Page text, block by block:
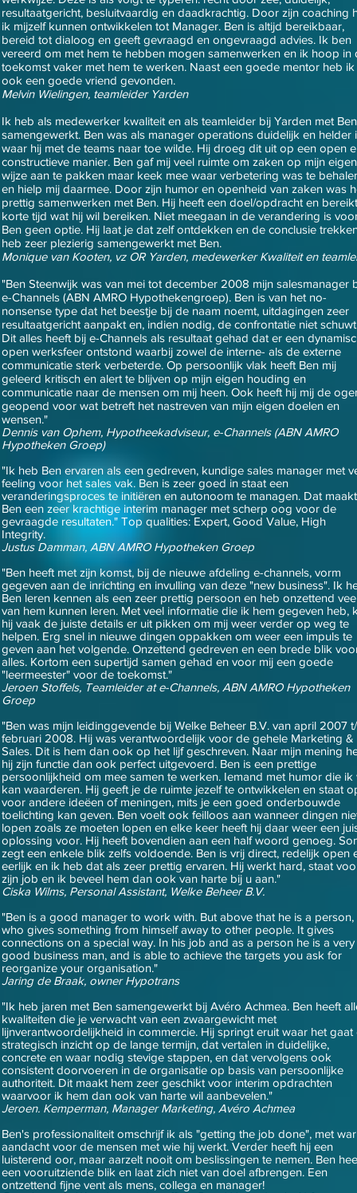
resultaatgericht, besluitvaardig en daadkrachtig. Door zijn coaching
ik mijzelf kunnen ontwikkelen tot Manager. Ben is altijd bereikbaar,
bereid tot dialoog en geeft gevraagd en ongevraagd advies. Ik ben
vereerd om met hem te hebben mogen samenwerken en ik hoop in
toekomst vaker met hem te werken. Naast een goede mentor heb ik
ook een goede vriend gevonden.
Melvin Wielingen, teamleider Yarden
Ik heb als medewerker kwaliteit en als teamleider bij Yarden met Ben
samengewerkt. Ben was als manager operations duidelijk en helder
waar hij met de teams naar toe wilde. Hij droeg dit uit op een open
constructieve manier. Ben gaf mij veel ruimte om zaken op mijn eigen
wijze aan te pakken maar keek mee waar verbetering was te
en hielp mij daarmee. Door zijn humor en openheid van zaken was
prettig samenwerken met Ben. Hij heeft een doel/opdracht en
korte tijd wat hij wil bereiken. Niet meegaan in de verandering is
Ben geen optie. Hij laat je dat zelf ontdekken en de conclusie
heb zeer plezierig samengewerkt met Ben.
Monique van Kooten, vz OR Yarden, medewerker Kwaliteit en
"Ben Steenwijk was van mei tot december 2008 mijn salesmanager
e-Channels (ABN AMRO Hypothekengroep). Ben is van het no-
nonsense type dat het beestje bij de naam noemt, uitdagingen zeer
resultaatgericht aanpakt en, indien nodig, de confrontatie niet
Dit alles heeft bij e-Channels als resultaat gehad dat er een
open werksfeer ontstond waarbij zowel de interne- als de externe
communicatie sterk verbeterde. Op persoonlijk vlak heeft Ben mij
geleerd kritisch en alert te blijven op mijn eigen houding en
communicatie naar de mensen om mij heen. Ook heeft hij mij de
geopend voor wat betreft het nastreven van mijn eigen doelen en
wensen."
Dennis van Ophem, Hypotheekadviseur, e-Channels (ABN AMRO
Hypotheken Groep)
"Ik heb Ben ervaren als een gedreven, kundige sales manager met
feeling voor het sales vak. Ben is zeer goed in staat een
veranderingsproces te initiëren en autonoom te managen. Dat maakt
Ben een zeer krachtige interim manager met scherp oog voor de
gevraagde resultaten." Top qualities: Expert, Good Value, High
Integrity.
Justus Damman, ABN AMRO Hypotheken Groep
"Ben heeft met zijn komst, bij de nieuwe afdeling e-channels, vorm
gegeven aan de inrichting en invulling van deze "new business". Ik
Ben leren kennen als een zeer prettig persoon en heb onzettend
van hem kunnen leren. Met veel informatie die ik hem gegeven heb,
hij vaak de juiste details er uit pikken om mij weer verder op weg te
helpen. Erg snel in nieuwe dingen oppakken om weer een impuls te
geven aan het volgende. Onzettend gedreven en een brede blik
alles. Kortom een supertijd samen gehad en voor mij een goede
"leermeester" voor de toekomst."
Jeroen Stoffels, Teamleider at e-Channels, ABN AMRO Hypotheken
Groep
"Ben was mijn leidinggevende bij Welke Beheer B.V. van april 2007
februari 2008. Hij was verantwoordelijk voor de gehele Marketing &
Sales. Dit is hem dan ook op het lijf geschreven. Naar mijn mening
hij zijn functie dan ook perfect uitgevoerd. Ben is een prettige
persoonlijkheid om mee samen te werken. Iemand met humor die ik
kan waarderen. Hij geeft je de ruimte jezelf te ontwikkelen en staat
voor andere ideëen of meningen, mits je een goed onderbouwde
toelichting kan geven. Ben voelt ook feilloos aan wanneer dingen
lopen zoals ze moeten lopen en elke keer heeft hij daar weer een
oplossing voor. Hij heeft bovendien aan een half woord genoeg.
zegt een enkele blik zelfs voldoende. Ben is vrij direct, redelijk open
eerlijk en ik heb dat als zeer prettig ervaren. Hij werkt hard, staat
zijn job en ik beveel hem dan ook van harte bij u aan."
Ciska Wilms, Personal Assistant, Welke Beheer B.V.
"Ben is a good manager to work with. But above that he is a person,
who gives something from himself away to other people. It gives
connections on a special way. In his job and as a person he is a very
good business man, and is able to achieve the targets you ask for
reorganize your organisation."
Jaring de Braak, owner Hypotrans
"Ik heb jaren met Ben samengewerkt bij Avéro Achmea. Ben heeft
kwaliteiten die je verwacht van een zwaargewicht met
lijnverantwoordelijkheid in commercie. Hij springt eruit waar het gaat
strategisch inzicht op de lange termijn, dat vertalen in duidelijke,
concrete en waar nodig stevige stappen, en dat vervolgens ook
consistent doorvoeren in de organisatie op basis van persoonlijke
authoriteit. Dit maakt hem zeer geschikt voor interim opdrachten
waarvoor ik hem dan ook van harte wil aanbevelen."
Jeroen. Kemperman, Manager Marketing, Avéro Achmea
Ben's professionaliteit omschrijf ik als "getting the job done", met
aandacht voor de mensen met wie hij werkt. Verder heeft hij een
luisterend oor, maar aarzelt nooit om beslissingen te nemen. Ben
een vooruitziende blik en laat zich niet van doel afbrengen. Een
ontzettend fijne vent als mens, collega en manager!